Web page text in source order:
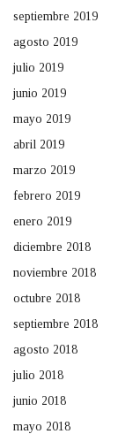
septiembre 2019
agosto 2019
julio 2019
junio 2019
mayo 2019
abril 2019
marzo 2019
febrero 2019
enero 2019
diciembre 2018
noviembre 2018
octubre 2018
septiembre 2018
agosto 2018
julio 2018
junio 2018
mayo 2018